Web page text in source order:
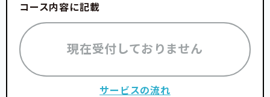
コース内容に記載
現在受付しておりません
サービスの流れ